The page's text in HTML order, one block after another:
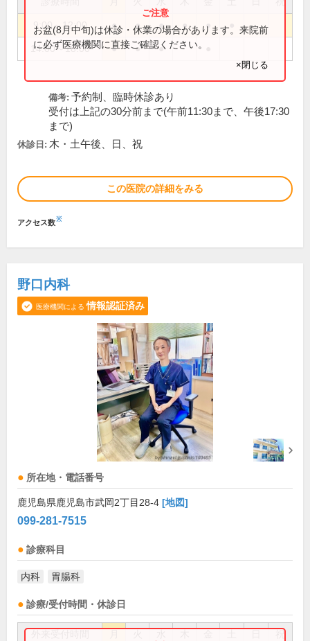
9:00～12:00 ● ● ● ● ●
14:00～18:00 ● ● ●
お盆(8月中旬)は休診・休業の場合があります。来院前
に必ず医療機関に直接ご確認ください。
×閉じる
備考: 予約制、臨時休診あり
受付は上記の30分前まで(午前11:30まで、午後17:30
まで)
休診日: 木・土午後、日、祝
この医院の詳細をみる
アクセス数※
野口内科
医療機関による 情報認証済み
所在地・電話番号
鹿児島県鹿児島市武岡2丁目28-4 [地図]
099-281-7515
診療科目
内科 胃腸科
診療/受付時間・休診日
祝